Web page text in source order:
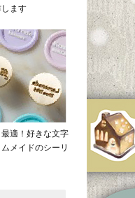
ます
適！好きな文字
メイドのシーリ